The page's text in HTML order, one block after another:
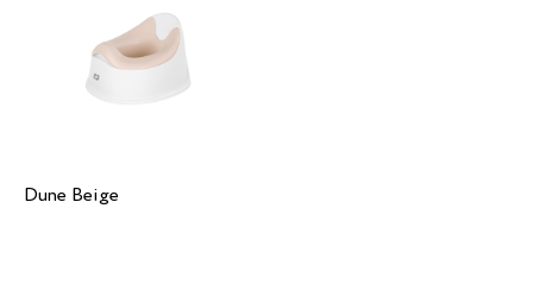
Dune Beige